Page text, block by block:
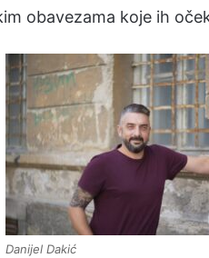
obavezama koje ih
Danijel Dakić